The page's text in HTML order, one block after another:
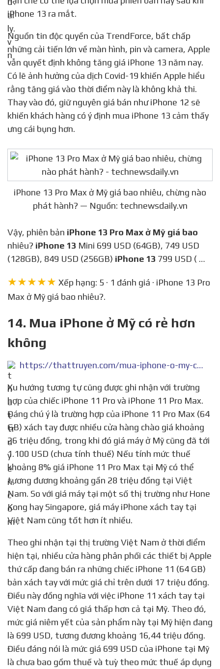
iPhone 13 ra mắt.
Nguồn tin độc quyền của TrendForce, bất chấp
những cải tiến lớn về màn hình, pin và camera, Apple
vẫn quyết định không tăng giá iPhone 13 năm nay.
Có lẽ ảnh hưởng của dịch Covid-19 khiến Apple hiểu
rằng tăng giá vào thời điểm này là không khả thi.
Thay vào đó, giữ nguyên giá bán như iPhone 12 sẽ
khiến khách hàng có ý định mua iPhone 13 cảm thấy
ưng cái bụng hơn.
iPhone 13 Pro Max ở Mỹ giá bao nhiêu, chừng nào
phát hành? — Nguồn: technewsdaily.vn
Vậy, phiên bản iPhone 13 Pro Max ở Mỹ giá bao
nhiêu? iPhone 13 Mini 699 USD (64GB), 749 USD
(128GB), 849 USD (256GB) iPhone 13 799 USD ( …
★★★★★ Xếp hạng: 5 · 1 đánh giá · iPhone 13 Pro
Max ở Mỹ giá bao nhiêu?.
14. Mua iPhone ở Mỹ có rẻ hơn
không
https://thattruyen.com/mua-iphone-o-my-co-re-hon-khong
Xu hướng tương tự cũng được ghi nhận với trường
hợp của chiếc iPhone 11 Pro và iPhone 11 Pro Max.
Đáng chú ý là trường hợp của iPhone 11 Pro Max (64
GB) xách tay được nhiều cửa hàng chào giá khoảng
26 triệu đồng, trong khi đó giá máy ở Mỹ cũng đã tới
1.100 USD (chưa tính thuế) Nếu tính mức thuế
khoảng 8% giá iPhone 11 Pro Max tại Mỹ có thể
tương đương khoảng gần 28 triệu đồng tại Việt
Nam. So với giá máy tại một số thị trường như Hone
Kong hay Singapore, giá máy iPhone xách tay tại
Việt Nam cũng tốt hơn ít nhiều.
Theo ghi nhận tại thị trường Việt Nam ở thời điểm
hiện tại, nhiều cửa hàng phân phối các thiết bị Apple
thứ cấp đang bán ra những chiếc iPhone 11 (64 GB)
bản xách tay với mức giá chỉ trên dưới 17 triệu đồng.
Điều này đồng nghĩa với việc iPhone 11 xách tay tại
Việt Nam đang có giá thấp hơn cả tại Mỹ. Theo đó,
mức giá niêm yết của sản phẩm này tại Mỹ hiện đang
là 699 USD, tương đương khoảng 16,44 triệu đồng.
Điều đáng nói là mức giá 699 USD của iPhone tại Mỹ
là chưa bao gồm thuế và tuỳ theo mức thuế áp dụng